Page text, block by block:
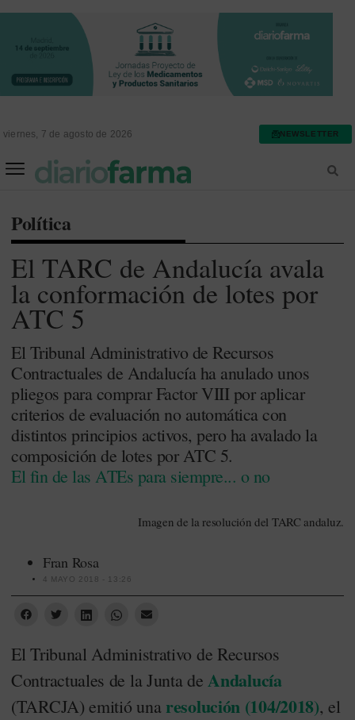
viernes, 7 de agosto de 2026 NEWSLETTER
Política
El TARC de Andalucía avala
la conformación de lotes por
ATC 5
El Tribunal Administrativo de Recursos
Contractuales de Andalucía ha anulado unos
pliegos para comprar Factor VIII por aplicar
criterios de evaluación no automática con
distintos principios activos, pero ha avalado la
composición de lotes por ATC 5.
El fin de las ATEs para siempre... o no
Imagen de la resolución del TARC andaluz.
Fran Rosa
4 MAYO 2018 - 13:26
El Tribunal Administrativo de Recursos
Contractuales de la Junta deAndalucía
(TARCJA) emitió una resolución (104/2018), el